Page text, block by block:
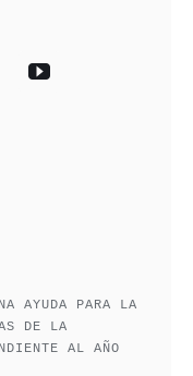
AYUDA PARA LA
DE LA
AL AÑO